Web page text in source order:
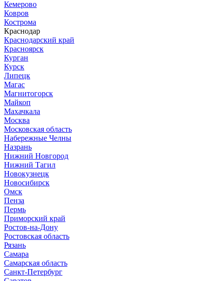
Кемерово
Ковров
Кострома
Краснодар
Краснодарский край
Красноярск
Курган
Курск
Липецк
Магас
Магнитогорск
Майкоп
Махачкала
Москва
Московская область
Набережные Челны
Назрань
Нижний Новгород
Нижний Тагил
Новокузнецк
Новосибирск
Омск
Пенза
Пермь
Приморский край
Ростов-на-Дону
Ростовская область
Рязань
Самара
Самарская область
Санкт-Петербург